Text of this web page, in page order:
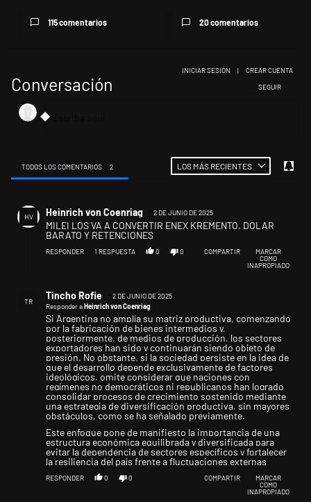
115 comentarios 20 comentarios
Conversación SIGA ESTA
SEGUIR
INICIAR SESIÓN | CREAR CUENTA
TODOS LOS COMENTARIOS 2 LOS MÁS RECIENTES
HV Heinrich von Coenriag 2 DE JUNIO DE 2025
MILEI LOS VA A CONVERTIR ENEX KREMENTO. DOLAR
BARATO Y RETENCIONES
RESPONDER 1 RESPUESTA 0 0 COMPARTIR
MARCAR
COMO
INAPROPIADO
TR
Tincho Rofie
2 DE JUNIO DE 2025
Responder aHeinrich von Coenriag
Si Argentina no amplía su matriz productiva, comenzando
por la fabricación de bienes intermedios y,
posteriormente, de medios de producción, los sectores
exportadores han sido y continuarán siendo objeto de
presión. No obstante, si la sociedad persiste en la idea de
que el desarrollo depende exclusivamente de factores
ideológicos, omite considerar que naciones con
regímenes no democráticos ni republicanos han logrado
consolidar procesos de crecimiento sostenido mediante
una estrategia de diversificación productiva, sin mayores
obstáculos, como se ha señalado previamente.
Este enfoque pone de manifiesto la importancia de una
estructura económica equilibrada y diversificada para
evitar la dependencia de sectores específicos y fortalecer
la resiliencia del país frente a fluctuaciones externas
RESPONDER 0 0 COMPARTIR
MARCAR
COMO
INAPROPIADO